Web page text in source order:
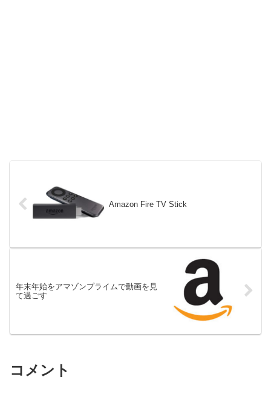
Amazon Fire TV Stick
年末年始をアマゾンプライムで動画を見
て過ごす
コメント